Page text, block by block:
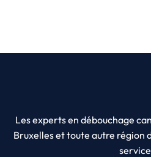
Les experts en débouchage
Bruxelles et toute autre région